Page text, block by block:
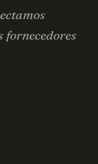
fornecedores